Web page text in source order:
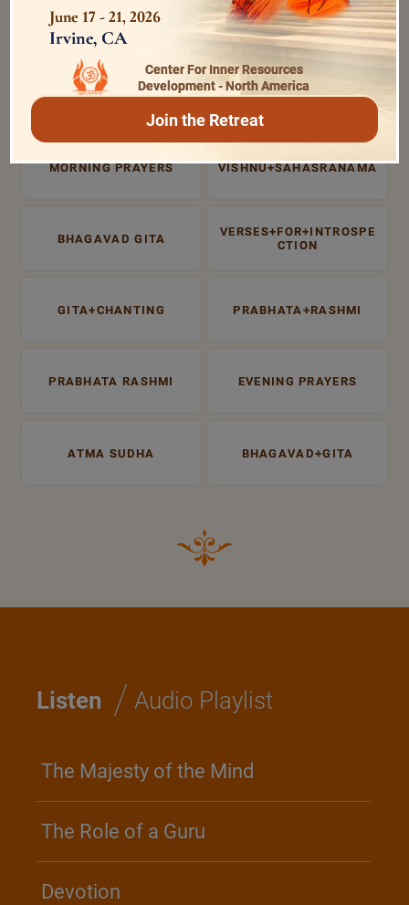
MOST SEARCHED
MORNING PRAYERS VISHNU+SAHASRANAMA
BHAGAVAD GITA
VERSES+FOR+INTROSPE
CTION
GITA+CHANTING PRABHATA+RASHMI
PRABHATA RASHMI EVENING PRAYERS
ATMA SUDHA BHAGAVAD+GITA
Listen / Audio Playlist
The Majesty of the Mind
The Role of a Guru
Devotion
June 17 - 21, 2026
Irvine, CA
Center For Inner Resources
Development - North America
Join the Retreat